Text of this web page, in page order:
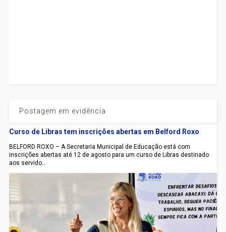
Postagem em evidência
Curso de Libras tem inscrições abertas em Belford Roxo
BELFORD ROXO – A Secretaria Municipal de Educação está com
inscrições abertas até 12 de agosto para um curso de Libras destinado
aos servido...